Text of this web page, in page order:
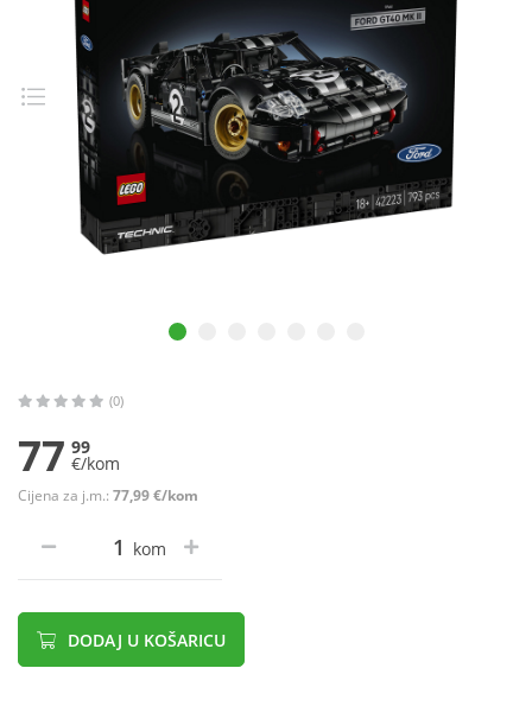
(0)
77 99
€/kom
Cijena za j.m.: 77,99 €/kom
kom
DODAJ U KOŠARICU